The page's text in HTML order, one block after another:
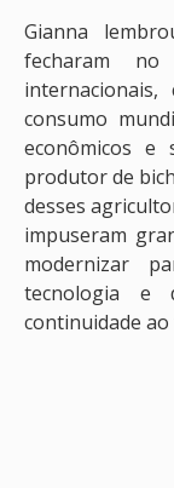
Gianna
fecharam no
consumo
econômicos e
produtor de
desses
impuseram
modernizar
tecnologia e
continuidade